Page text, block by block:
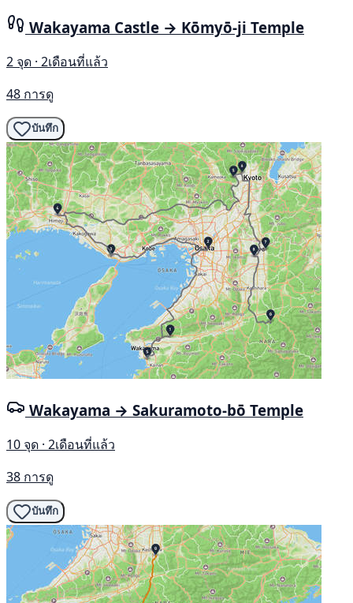
Wakayama Castle → Kōmyō-ji Temple
2 จุด · 2เดือนที่แล้ว
48 การดู
บันทึก
Wakayama → Sakuramoto-bō Temple
10 จุด · 2เดือนที่แล้ว
38 การดู
บันทึก